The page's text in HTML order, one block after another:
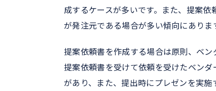
成するケースが多いです。また、提案
が発注元である場合が多い傾向にありま
提案依頼書を作成する場合は原則、ベン
提案依頼書を受けて依頼を受けたベン
があり、また、提出時にプレゼンを実施